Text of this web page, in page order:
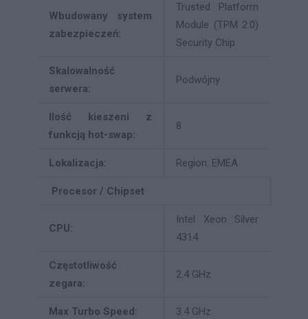
Wbudowany system
zabezpieczeń:
Trusted Platform
Module (TPM 2.0)
Security Chip
Skalowalność
serwera:
Podwójny
Ilość kieszeni z
funkcją hot-swap:
8
Lokalizacja: Region: EMEA
Procesor / Chipset
CPU:
Intel Xeon Silver
4314
Częstotliwość
zegara:
2.4 GHz
Max Turbo Speed: 3.4 GHz